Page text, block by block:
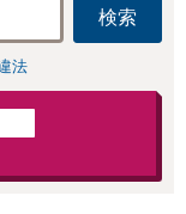
検索
法